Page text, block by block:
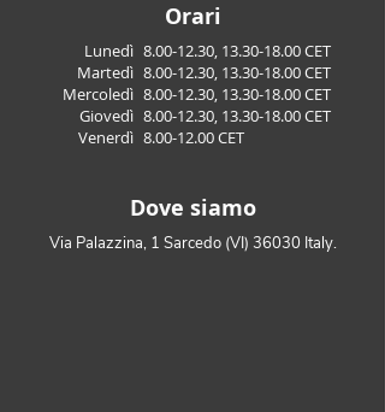
Orari
Lunedì
Martedì
Mercoledì
Giovedì
Venerdì
8.00-12.30, 13.30-18.00CET
8.00-12.30, 13.30-18.00CET
8.00-12.30, 13.30-18.00CET
8.00-12.30, 13.30-18.00CET
8.00-12.00CET
Dove siamo
Via Palazzina, 1 Sarcedo (VI) 36030 Italy.